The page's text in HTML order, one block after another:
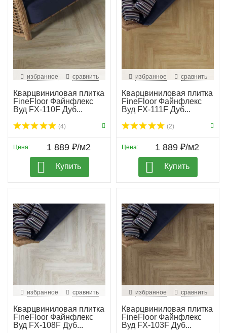
избранное сравнить
Кварцвиниловая плитка
FineFloor Файнфлекс
Вуд FX-110F Дуб...
(4)
Цена: 1 889 ₽/м2
Купить
избранное сравнить
Кварцвиниловая плитка
FineFloor Файнфлекс
Вуд FX-111F Дуб...
(2)
Цена: 1 889 ₽/м2
Купить
избранное сравнить
Кварцвиниловая плитка
FineFloor Файнфлекс
Вуд FX-108F Дуб...
избранное сравнить
Кварцвиниловая плитка
FineFloor Файнфлекс
Вуд FX-103F Дуб...